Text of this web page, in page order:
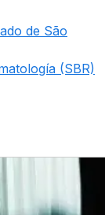
de São
(SBR)